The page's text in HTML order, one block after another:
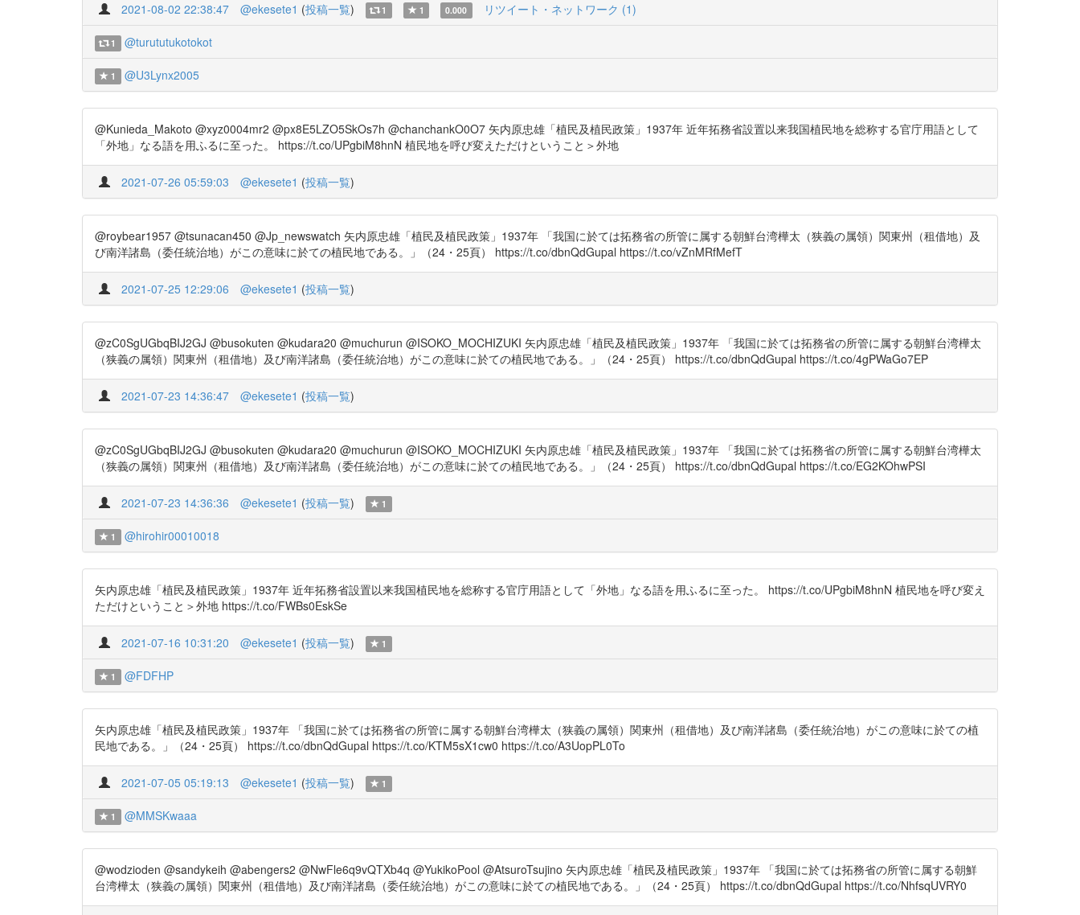
2021-08-02 22:38:47 @ekesete1 (投稿一覧) 1 1 0.000 リツイート・ネットワーク (1)
1 @turututukotokot
1 @U3Lynx2005
@Kunieda_Makoto @xyz0004mr2 @px8E5LZO5SkOs7h @chanchankO0O7 矢内原忠雄「植民及植民政策」1937年 近年拓務省設置以来我国植民地を総称する官庁用語として
「外地」なる語を用ふるに至った。 https://t.co/UPgbiM8hnN 植民地を呼び変えただけということ＞外地
2021-07-26 05:59:03 @ekesete1 (投稿一覧)
@roybear1957 @tsunacan450 @Jp_newswatch 矢内原忠雄「植民及植民政策」1937年 「我国に於ては拓務省の所管に属する朝鮮台湾樺太（狭義の属領）関東州（租借地）及
び南洋諸島（委任統治地）がこの意味に於ての植民地である。」（24・25頁） https://t.co/dbnQdGupal https://t.co/vZnMRfMefT
2021-07-25 12:29:06 @ekesete1 (投稿一覧)
@zC0SgUGbqBIJ2GJ @busokuten @kudara20 @muchurun @ISOKO_MOCHIZUKI 矢内原忠雄「植民及植民政策」1937年 「我国に於ては拓務省の所管に属する朝鮮台湾樺太
（狭義の属領）関東州（租借地）及び南洋諸島（委任統治地）がこの意味に於ての植民地である。」（24・25頁） https://t.co/dbnQdGupal https://t.co/4gPWaGo7EP
2021-07-23 14:36:47 @ekesete1 (投稿一覧)
@zC0SgUGbqBIJ2GJ @busokuten @kudara20 @muchurun @ISOKO_MOCHIZUKI 矢内原忠雄「植民及植民政策」1937年 「我国に於ては拓務省の所管に属する朝鮮台湾樺太
（狭義の属領）関東州（租借地）及び南洋諸島（委任統治地）がこの意味に於ての植民地である。」（24・25頁） https://t.co/dbnQdGupal https://t.co/EG2KOhwPSI
2021-07-23 14:36:36 @ekesete1 (投稿一覧) 1
1 @hirohir00010018
矢内原忠雄「植民及植民政策」1937年 近年拓務省設置以来我国植民地を総称する官庁用語として「外地」なる語を用ふるに至った。 https://t.co/UPgbiM8hnN 植民地を呼び変え
ただけということ＞外地 https://t.co/FWBs0EskSe
2021-07-16 10:31:20 @ekesete1 (投稿一覧) 1
1 @FDFHP
矢内原忠雄「植民及植民政策」1937年 「我国に於ては拓務省の所管に属する朝鮮台湾樺太（狭義の属領）関東州（租借地）及び南洋諸島（委任統治地）がこの意味に於ての植
民地である。」（24・25頁） https://t.co/dbnQdGupal https://t.co/KTM5sX1cw0 https://t.co/A3UopPL0To
2021-07-05 05:19:13 @ekesete1 (投稿一覧) 1
1 @MMSKwaaa
@wodzioden @sandykeih @abengers2 @NwFle6q9vQTXb4q @YukikoPool @AtsuroTsujino 矢内原忠雄「植民及植民政策」1937年 「我国に於ては拓務省の所管に属する朝鮮
台湾樺太（狭義の属領）関東州（租借地）及び南洋諸島（委任統治地）がこの意味に於ての植民地である。」（24・25頁） https://t.co/dbnQdGupal https://t.co/NhfsqUVRY0